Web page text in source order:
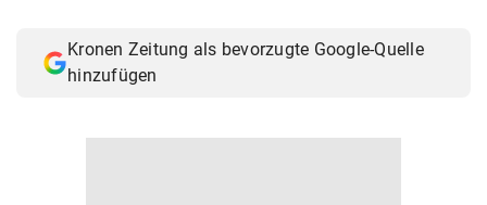
Kronen Zeitung als bevorzugte Google-Quelle
hinzufügen